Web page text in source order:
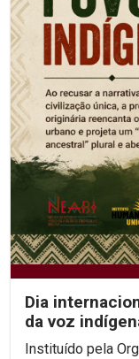
Dia
da voz
Instituído pela